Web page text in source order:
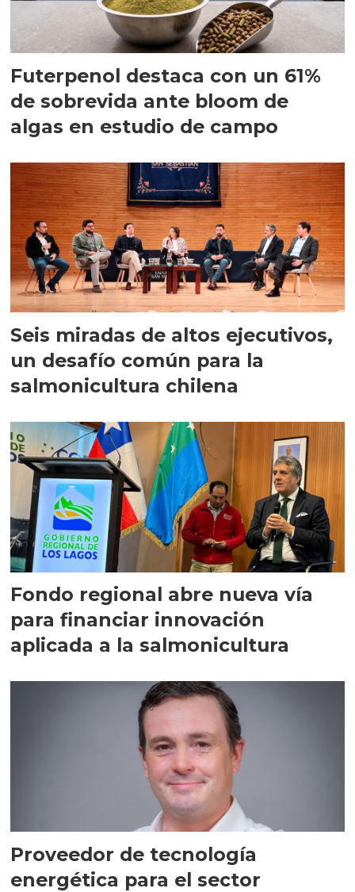
Futerpenol destaca con un 61%
de sobrevida ante bloom de
algas en estudio de campo
Seis miradas de altos ejecutivos,
un desafío común para la
salmonicultura chilena
Fondo regional abre nueva vía
para financiar innovación
aplicada a la salmonicultura
Proveedor de tecnología
energética para el sector